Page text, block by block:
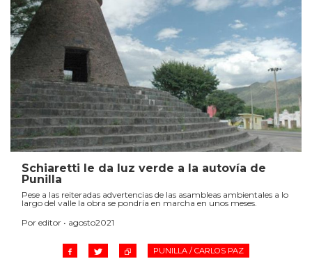
Schiaretti le da luz verde a la autovía de
Punilla
Pese a las reiteradas advertencias de las asambleas ambientales a lo
largo del valle la obra se pondría en marcha en unos meses.
Por editor • agosto2021
PUNILLA / CARLOS PAZ